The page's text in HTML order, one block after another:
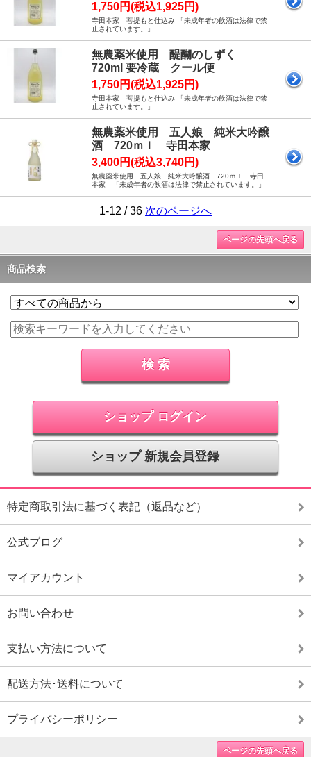
1,750円(税込1,925円)
寺田本家 菩提もと仕込み 「未成年者の飲酒は法律で禁
止されています。」
無農薬米使用 醍醐のしずく
720ml 要冷蔵 クール便
1,750円(税込1,925円)
寺田本家 菩提もと仕込み 「未成年者の飲酒は法律で禁
止されています。」
無農薬米使用 五人娘 純米大吟醸
酒 720ｍｌ 寺田本家
3,400円(税込3,740円)
無農薬米使用 五人娘 純米大吟醸酒 720ｍｌ 寺田
本家 「未成年者の飲酒は法律で禁止されています。」
1-12 / 36 次のページへ
ページの先頭へ戻る
商品検索
ショップ ログイン
ショップ 新規会員登録
特定商取引法に基づく表記（返品など）
公式ブログ
マイアカウント
お問い合わせ
支払い方法について
配送方法･送料について
プライバシーポリシー
ページの先頭へ戻る